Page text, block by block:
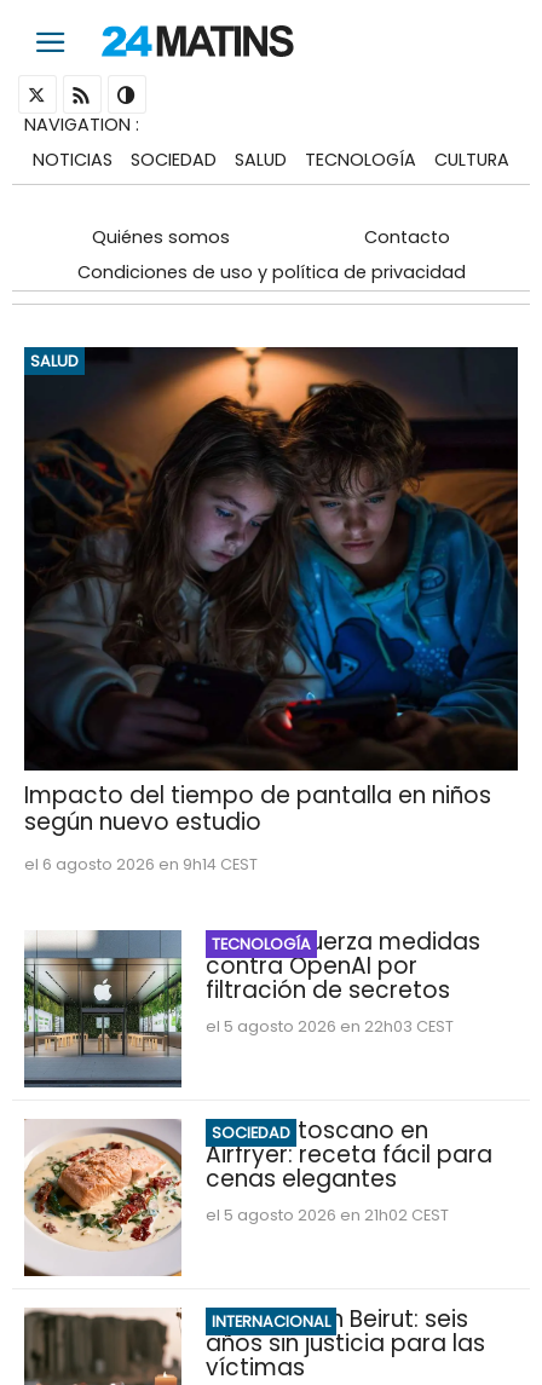
NAVIGATION :
NOTICIAS
SOCIEDAD SALUD TECNOLOGÍA CULTURA
Quiénes somos
Contacto
Condiciones de uso y política de privacidad
SALUD
Impacto del tiempo de pantalla en niños
según nuevo estudio
el 6 agosto 2026 en 9h14 CEST
TECNOLOGÍA
Apple refuerza medidas
contra OpenAI por
filtración de secretos
el 5 agosto 2026 en 22h03 CEST
SOCIEDAD
Salmón toscano en
Airfryer: receta fácil para
cenas elegantes
el 5 agosto 2026 en 21h02 CEST
INTERNACIONAL
Explosión en Beirut: seis
años sin justicia para las
víctimas